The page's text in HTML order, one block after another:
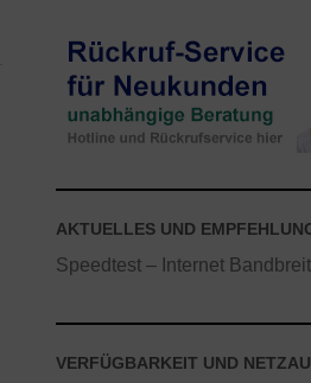
AKTUELLES UND
Speedtest – Internet
VERFÜGBARKEIT UND